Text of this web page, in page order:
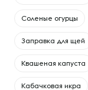
Соленые огурцы
Заправка для щей
Квашеная капуста
Кабачковая икра